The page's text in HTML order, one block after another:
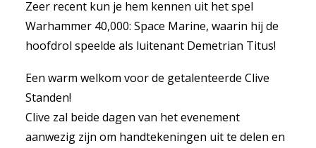
Zeer recent kun je hem kennen uit het spel
Warhammer 40,000: Space Marine, waarin hij de
hoofdrol speelde als luitenant Demetrian Titus!
Een warm welkom voor de getalenteerde Clive
Standen!
Clive zal beide dagen van het evenement
aanwezig zijn om handtekeningen uit te delen en